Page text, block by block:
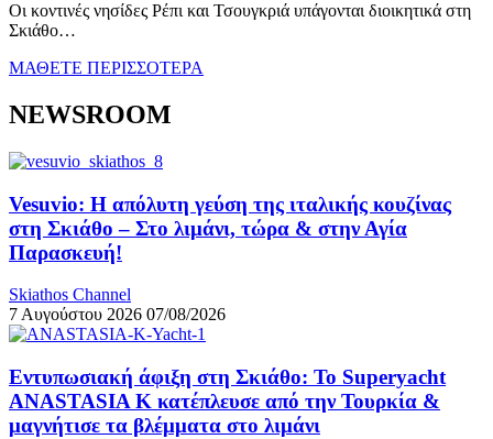
Οι κοντινές νησίδες Ρέπι και Τσουγκριά υπάγονται διοικητικά στη
Σκιάθο…
ΜΑΘΕΤΕ ΠΕΡΙΣΣΟΤΕΡΑ
NEWSROOM
Vesuvio: Η απόλυτη γεύση της ιταλικής κουζίνας
στη Σκιάθο – Στο λιμάνι, τώρα & στην Αγία
Παρασκευή!
Skiathos Channel
7 Αυγούστου 2026 07/08/2026
Εντυπωσιακή άφιξη στη Σκιάθο: Το Superyacht
ANASTASIA K κατέπλευσε από την Τουρκία &
μαγνήτισε τα βλέμματα στο λιμάνι